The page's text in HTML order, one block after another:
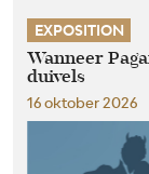
EXPOSITION
Wanneer
duivels
16 oktober 2026